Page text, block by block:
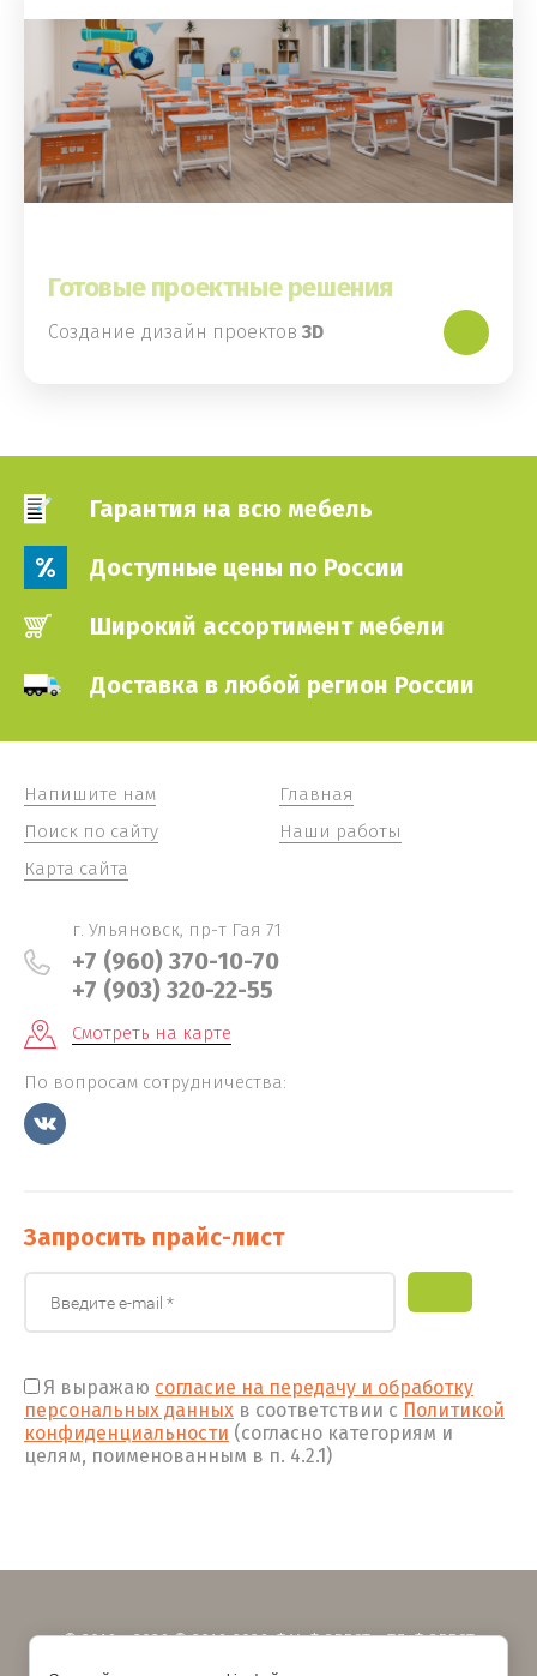
Готовые проектные решения
Создание дизайн проектов 3D
Гарантия на всю мебель
Доступные цены по России
Широкий ассортимент мебели
Доставка в любой регион России
Напишите нам
Поиск по сайту
Карта сайта
Главная
Наши работы
г. Ульяновск, пр-т Гая 71
+7 (960) 370-10-70
+7 (903) 320-22-55
Смотреть на карте
По вопросам сотрудничества:
Запросить прайс-лист
Я выражаю согласие на передачу и обработку
персональных данных в соответствии с Политикой
конфиденциальности (согласно категориям и
целям, поименованным в п. 4.2.1)
© 2016 - 2026 © 2016-2026 ФМ ФОРЕСТ - ТД ФОРЕСТ